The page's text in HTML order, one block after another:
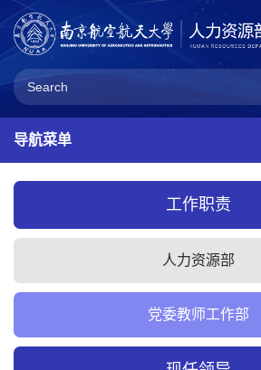
导航菜单
工作职责
人力资源部
党委教师工作部